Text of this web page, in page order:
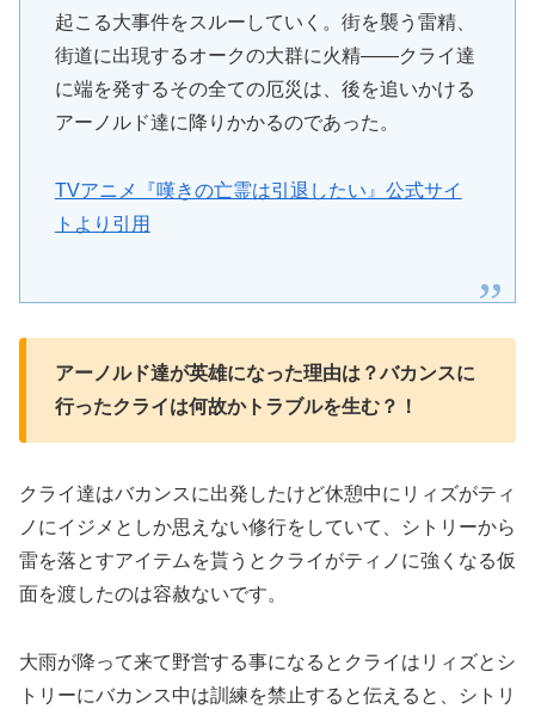
起こる大事件をスルーしていく。街を襲う雷精、
街道に出現するオークの大群に火精――クライ達
に端を発するその全ての厄災は、後を追いかける
アーノルド達に降りかかるのであった。
TVアニメ『嘆きの亡霊は引退したい』公式サイ
トより引用
アーノルド達が英雄になった理由は？バカンスに
行ったクライは何故かトラブルを生む？！
クライ達はバカンスに出発したけど休憩中にリィズがティ
ノにイジメとしか思えない修行をしていて、シトリーから
雷を落とすアイテムを貰うとクライがティノに強くなる仮
面を渡したのは容赦ないです。
大雨が降って来て野営する事になるとクライはリィズとシ
トリーにバカンス中は訓練を禁止すると伝えると、シトリ